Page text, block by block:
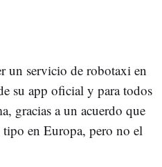
un servicio de robotaxi en
su app oficial y para todos
gracias a un acuerdo que
tipo en Europa, pero no el